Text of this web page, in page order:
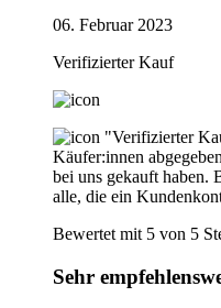
06. Februar 2023
Verifizierter Kauf
"Verifizierter
Käufer:innen
bei uns gekauft haben.
alle, die ein
Bewertet mit 5 von 5
Sehr